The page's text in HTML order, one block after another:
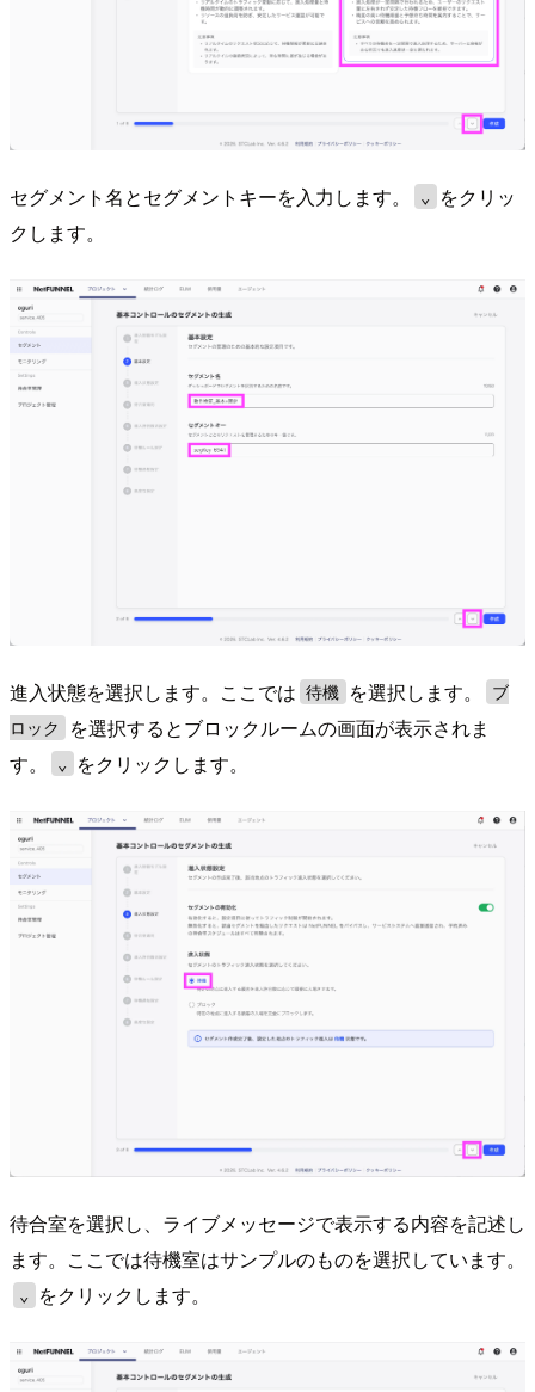
セグメント名とセグメントキーを入力します。 ⌄
をクリッ
クします。
進入状態を選択します。ここでは 待機 を選択します。
ブ
ロック
を選択するとブロックルームの画面が表示されま
す。
⌄ をクリックします。
待合室を選択し、ライブメッセージで表示する内容を記述し
ます。ここでは待機室はサンプルのものを選択しています。
⌄ をクリックします。